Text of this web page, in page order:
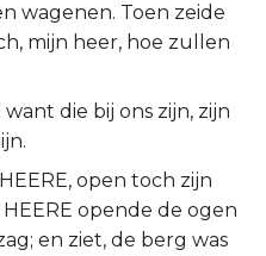
wagenen. Toen zeide
mijn heer, hoe zullen
want die bij ons zijn, zijn
open toch zijn
opende de ogen
en ziet, de berg was